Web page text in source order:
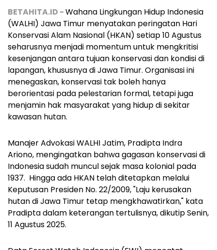
BETAHITA.ID -Wahana Lingkungan Hidup Indonesia
(WALHI) Jawa Timur menyatakan peringatan Hari
Konservasi Alam Nasional (HKAN) setiap 10 Agustus
seharusnya menjadi momentum untuk mengkritisi
kesenjangan antara tujuan konservasi dan kondisi di
lapangan, khususnya di Jawa Timur. Organisasi ini
menegaskan, konservasi tak boleh hanya
berorientasi pada pelestarian formal, tetapi juga
menjamin hak masyarakat yang hidup di sekitar
kawasan hutan.
Manajer Advokasi WALHI Jatim, Pradipta Indra
Ariono, mengingatkan bahwa gagasan konservasi di
Indonesia sudah muncul sejak masa kolonial pada
1937. Hingga ada HKAN telah ditetapkan melalui
Keputusan Presiden No. 22/2009, "Laju kerusakan
hutan di Jawa Timur tetap mengkhawatirkan," kata
Pradipta dalam keterangan tertulisnya, dikutip Senin,
11 Agustus 2025.